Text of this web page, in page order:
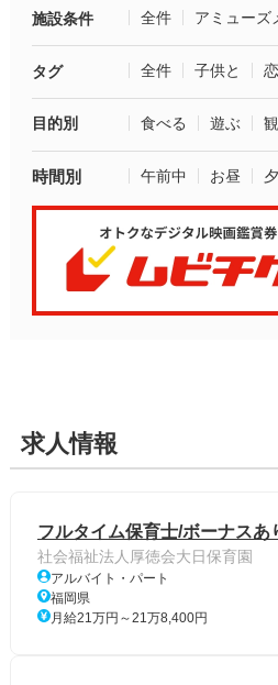
施設条件 全件 アミューズ
タグ 全件 子供と
目的別 食べる 遊ぶ
時間別 午前中 お昼
求人情報
フルタイム保育士/ボーナスあ
社会福祉法人厚徳会大日保育園
アルバイト・パート
福岡県
月給21万円～21万8,400円